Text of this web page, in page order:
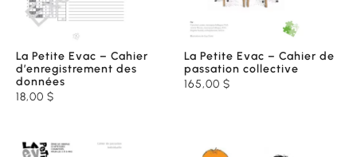
La Petite Evac – Cahier
d’enregistrement des
données
18,00 $
La Petite Evac – Cahier de
passation collective
165,00$